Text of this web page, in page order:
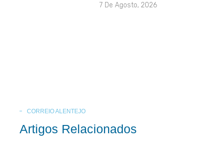
7 De Agosto, 2026
CORREIO ALENTEJO
Artigos Relacionados